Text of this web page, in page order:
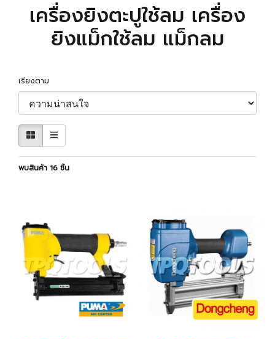
เครื่องยิงตะปูใช้ลม เครื่อง
ยิงแม็กใช้ลม แม็กลม
เรียงตาม
พบสินค้า 16 ชิ้น